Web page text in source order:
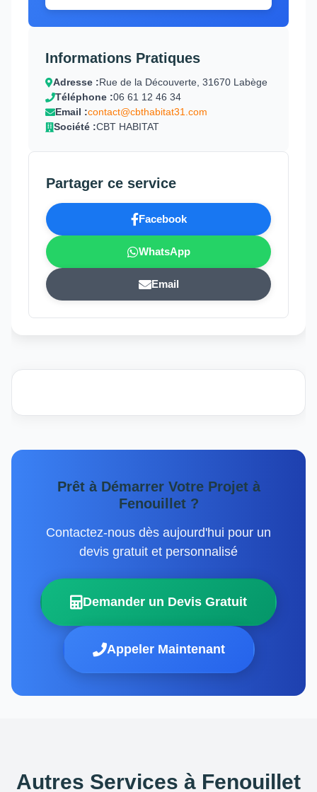
Informations Pratiques
Adresse :Rue de la Découverte, 31670 Labège
Téléphone :06 61 12 46 34
Email :contact@cbthabitat31.com
Société :CBT HABITAT
Partager ce service
Facebook
WhatsApp
Email
Prêt à Démarrer Votre Projet à
Fenouillet ?
Contactez-nous dès aujourd'hui pour un
devis gratuit et personnalisé
Demander un Devis Gratuit
Appeler Maintenant
Autres Services à Fenouillet